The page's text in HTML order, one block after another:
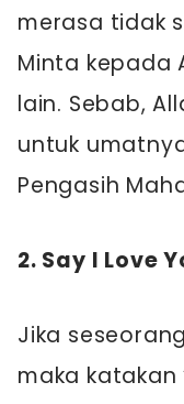
merasa tidak
Minta kepada
lain. Sebab,
untuk
Pengasih
2. Say I Love
Jika
maka katakan